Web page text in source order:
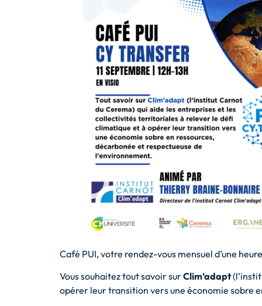
Café PUI, votre rendez-vous mensuel d’une
Vous souhaitez tout savoir surClim’adapt
opérer leur transition vers une économie sobre